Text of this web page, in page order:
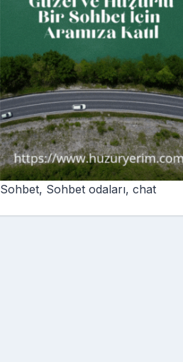
Sohbet, Sohbet odaları, chat